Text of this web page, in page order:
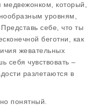
который,
уровням,
себе, что ты
беготни, как
жевательных
себя чувствовать –
разлетаются в
понятный.